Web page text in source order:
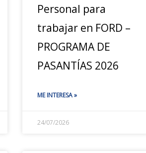
Personal para
trabajar en FORD –
PROGRAMA DE
PASANTÍAS 2026
ME INTERESA »
24/07/2026